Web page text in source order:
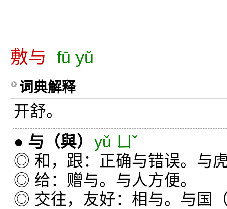
敷与 fū yǔ
词典解释
开舒。
● 与 （與） yǔ ㄩˇ
◎ 和，跟：正确与错误。与
◎ 给：赠与。与人方便。
◎ 交往，友好：相与。与国